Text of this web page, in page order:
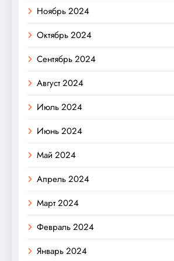
Ноябрь 2024
Октябрь 2024
Сентябрь 2024
Август 2024
Июль 2024
Июнь 2024
Май 2024
Апрель 2024
Март 2024
Февраль 2024
Январь 2024